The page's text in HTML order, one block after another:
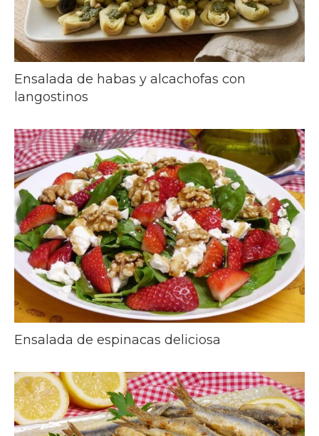
Ensalada de habas y alcachofas con
langostinos
Ensalada de espinacas deliciosa